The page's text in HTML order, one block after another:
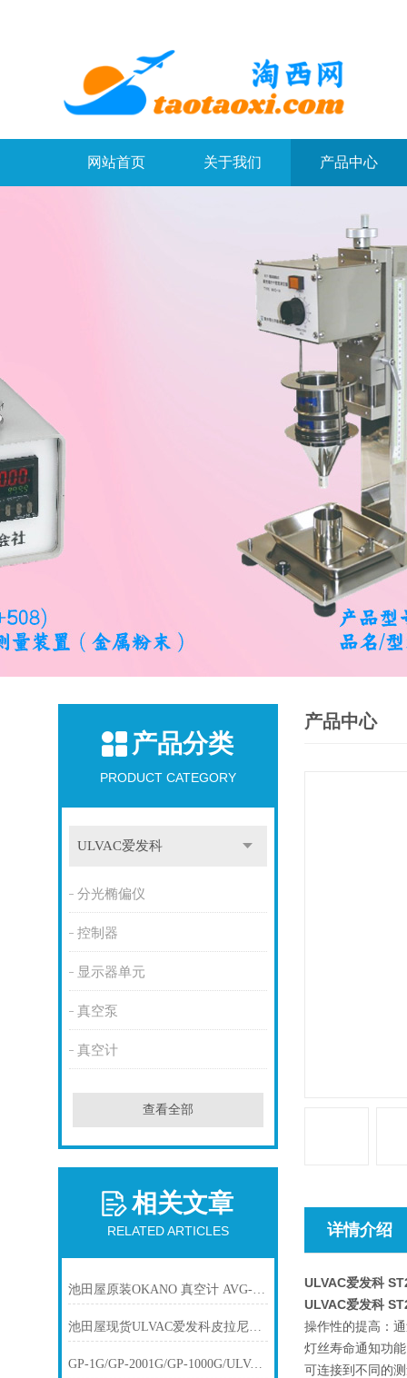
网站首页 关于我们 产品中心
产品分类
PRODUCT CATEGORY
ULVAC爱发科
分光椭偏仪
控制器
显示器单元
真空泵
真空计
查看全部
相关文章
RELATED ARTICLES
池田屋原装OKANO 真空计 AVG-300C11产品介绍技术参数
池田屋现货ULVAC爱发科皮拉尼真空计SW100-A
GP-1G/GP-2001G/GP-1000G/ULVAC爱发科多功能真空计
产品中心
详情介绍
ULVAC爱发科
ULVAC爱发科
操作性的提高：
灯丝寿命通知功
可连接到不同的